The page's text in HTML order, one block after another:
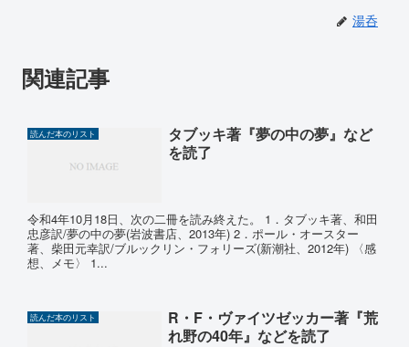
湯呑
関連記事
読んだ本のリスト
タブッキ著『夢の中の夢』など
を読了
令和4年10月18日、次の二冊を読み終えた。 1．タブッキ著、和田
忠彦訳/夢の中の夢(岩波書店、2013年) 2．ポール・オースター
著、柴田元幸訳/ブルックリン・フォリーズ(新潮社、2012年) 〈感
想、メモ〉 1...
読んだ本のリスト
R・F・ヴァイツゼッカー著『荒
れ野の40年』などを読了